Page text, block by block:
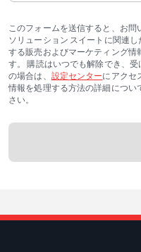
このフォームを送信すると、お
ソリューション スイートに関連
する販売およびマーケティング情
す。 購読はいつでも解除でき、
の場合は、 設定センターにアクセ
情報を処理する方法の詳細につい
さい。